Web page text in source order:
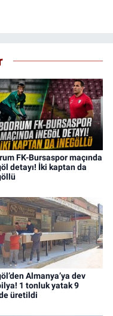
FK-Bursaspor maçında
detayı! İki kaptan da
Almanya’ya dev
1 tonluk yatak 9
üretildi